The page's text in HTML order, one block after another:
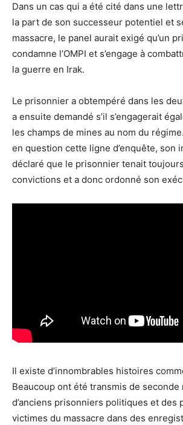
Dans un cas qui a été cité dans une
la part de son successeur potentiel et
massacre, le panel aurait exigé qu’un
condamne l’OMPI et s’engage à
la guerre en Irak.
Le prisonnier a obtempéré dans les
a ensuite demandé s’il s’engagerait
les champs de mines au nom du
en question cette ligne d’enquête, son
déclaré que le prisonnier tenait
convictions et a donc ordonné son
Il existe d’innombrables histoires
Beaucoup ont été transmis de seconde
d’anciens prisonniers politiques et des
victimes du massacre dans des